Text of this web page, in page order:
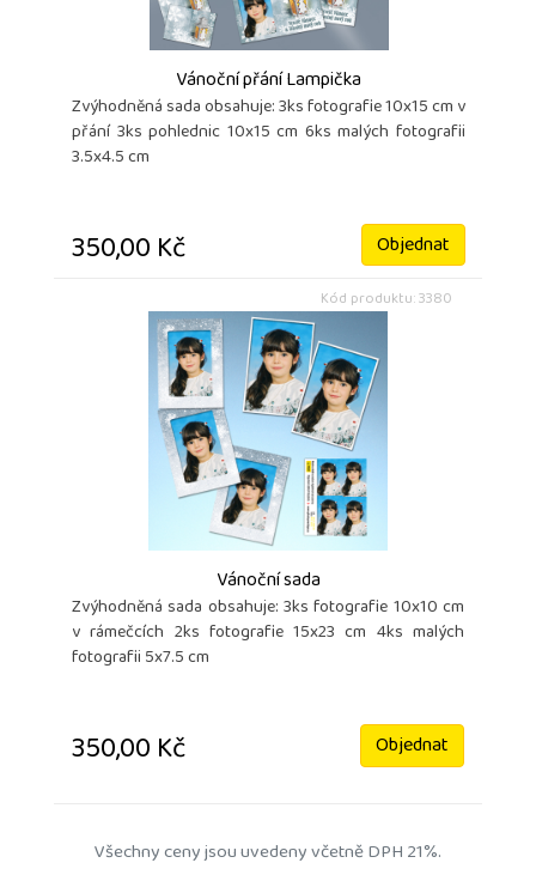
Vánoční přání Lampička
Zvýhodněná sada obsahuje: 3ks fotografie 10x15 cm v
přání 3ks pohlednic 10x15 cm 6ks malých fotografii
3.5x4.5 cm
350,00 Kč Objednat
Kód produktu: 3380
Vánoční sada
Zvýhodněná sada obsahuje: 3ks fotografie 10x10 cm
v rámečcích 2ks fotografie 15x23 cm 4ks malých
fotografii 5x7.5 cm
350,00 Kč Objednat
Všechny ceny jsou uvedeny včetně DPH 21%.